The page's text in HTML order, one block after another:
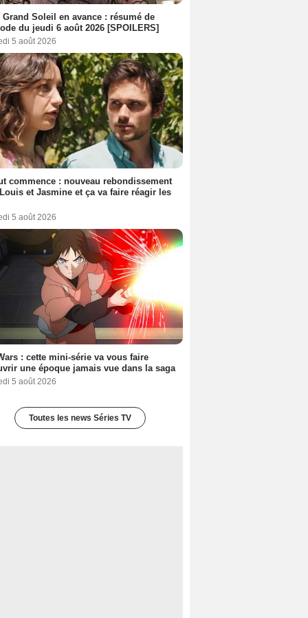
Grand Soleil en avance : résumé de
du jeudi 6 août 2026 [SPOILERS]
5 août 2026
commence : nouveau rebondissement
et Jasmine et ça va faire réagir les
5 août 2026
: cette mini-série va vous faire
une époque jamais vue dans la saga
5 août 2026
Toutes les news Séries TV